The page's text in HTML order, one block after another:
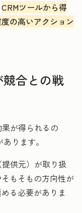
CRMツールから得
の高いアクション
競合との戦
果が得られるの
ります。
供元）が取り扱
もそもの方向性が
る必要がありま